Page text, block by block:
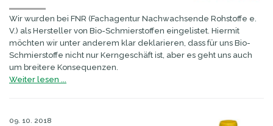
Wir wurden bei FNR (Fachagentur Nachwachsende Rohstoffe e.
V.) als Hersteller von Bio-Schmierstoffen eingelistet. Hiermit
möchten wir unter anderem klar deklarieren, dass für uns Bio-
Schmierstoffe nicht nur Kerngeschäft ist, aber es geht uns auch
um breitere Konsequenzen.
Weiter lesen ...
09. 10. 2018